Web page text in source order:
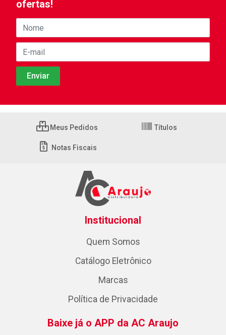
ofertas!
Meus Pedidos Títulos
Notas Fiscais
Institucional
Quem Somos
Catálogo Eletrônico
Marcas
Política de Privacidade
Baixe já o APP da AC Araujo